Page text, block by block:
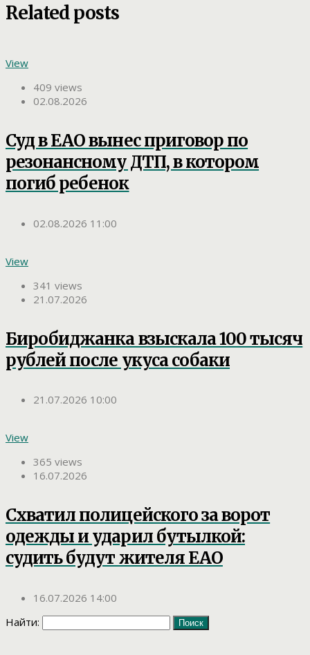
Related posts
View
409 views
02.08.2026
Суд в ЕАО вынес приговор по
резонансному ДТП, в котором
погиб ребенок
02.08.2026 11:00
View
341 views
21.07.2026
Биробиджанка взыскала 100 тысяч
рублей после укуса собаки
21.07.2026 10:00
View
365 views
16.07.2026
Схватил полицейского за ворот
одежды и ударил бутылкой:
судить будут жителя ЕАО
16.07.2026 14:00
Найти: